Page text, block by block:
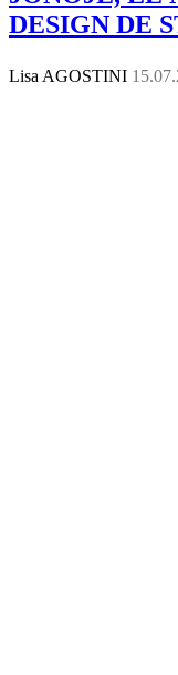
DESIGN DE
Lisa AGOSTINI